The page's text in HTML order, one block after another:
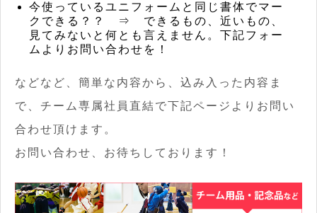
今使っているユニフォームと同じ書体でマー
クできる？？ ⇒ できるもの、近いもの、
見てみないと何とも言えません。下記フォー
ムよりお問い合わせを！
などなど、簡単な内容から、込み入った内容ま
で、チーム専属社員直結で下記ページよりお問い
合わせ頂けます。
お問い合わせ、お待ちしております！